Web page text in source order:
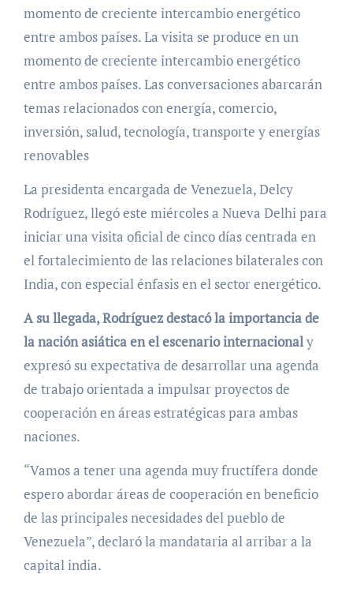
momento de creciente intercambio energético
entre ambos países. La visita se produce en un
momento de creciente intercambio energético
entre ambos países. Las conversaciones abarcarán
temas relacionados con energía, comercio,
inversión, salud, tecnología, transporte y energías
renovables
La presidenta encargada de Venezuela, Delcy
Rodríguez, llegó este miércoles a Nueva Delhi para
iniciar una visita oficial de cinco días centrada en
el fortalecimiento de las relaciones bilaterales con
India, con especial énfasis en el sector energético.
A su llegada, Rodríguez destacó la importancia de
la nación asiática en el escenario internacionaly
expresó su expectativa de desarrollar una agenda
de trabajo orientada a impulsar proyectos de
cooperación en áreas estratégicas para ambas
naciones.
“Vamos a tener una agenda muy fructífera donde
espero abordar áreas de cooperación en beneficio
de las principales necesidades del pueblo de
Venezuela”, declaró la mandataria al arribar a la
capital india.